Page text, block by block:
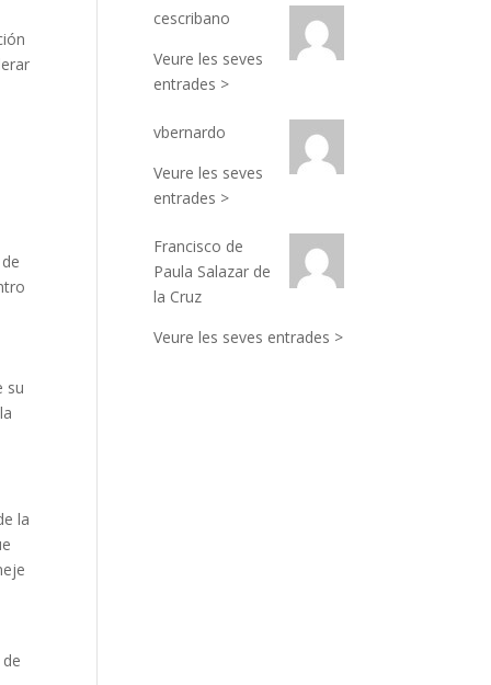
su
la
cescribano
Veure les seves
entrades >
vbernardo
Veure les seves
entrades >
Francisco de
Paula Salazar de
la Cruz
Veure les seves entrades >